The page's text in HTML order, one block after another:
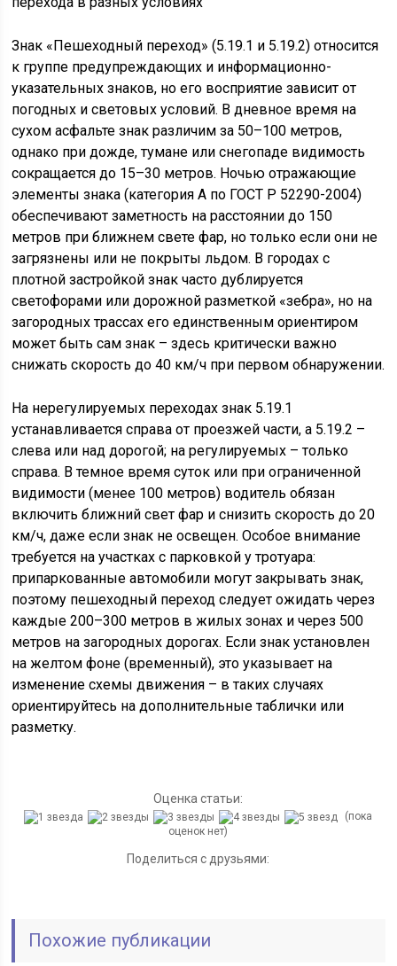
Знак «Пешеходный переход» (5.19.1 и 5.19.2) относится
к группе предупреждающих и информационно-
указательных знаков, но его восприятие зависит от
погодных и световых условий. В дневное время на
сухом асфальте знак различим за 50–100 метров,
однако при дожде, тумане или снегопаде видимость
сокращается до 15–30 метров. Ночью отражающие
элементы знака (категория А по ГОСТ Р 52290-2004)
обеспечивают заметность на расстоянии до 150
метров при ближнем свете фар, но только если они не
загрязнены или не покрыты льдом. В городах с
плотной застройкой знак часто дублируется
светофорами или дорожной разметкой «зебра», но на
загородных трассах его единственным ориентиром
может быть сам знак – здесь критически важно
снижать скорость до 40 км/ч при первом обнаружении.
На нерегулируемых переходах знак 5.19.1
устанавливается справа от проезжей части, а 5.19.2 –
слева или над дорогой; на регулируемых – только
справа. В темное время суток или при ограниченной
видимости (менее 100 метров) водитель обязан
включить ближний свет фар и снизить скорость до 20
км/ч, даже если знак не освещен. Особое внимание
требуется на участках с парковкой у тротуара:
припаркованные автомобили могут закрывать знак,
поэтому пешеходный переход следует ожидать через
каждые 200–300 метров в жилых зонах и через 500
метров на загородных дорогах. Если знак установлен
на желтом фоне (временный), это указывает на
изменение схемы движения – в таких случаях
ориентируйтесь на дополнительные таблички или
разметку.
Оценка статьи:
(пока
оценок нет)
Поделиться с друзьями:
Похожие публикации